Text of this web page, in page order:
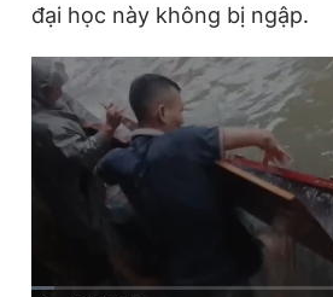
đại học này không bị ngập.